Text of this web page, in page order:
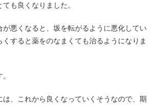
も良くなりました。
が悪くなると、坂を転がるように悪化してい
くすると薬をのなまくても治るようになりま
は、これから良くなっていくそうなので、期